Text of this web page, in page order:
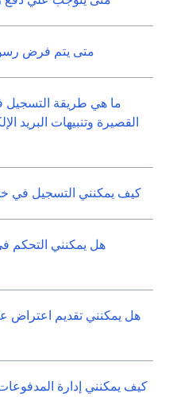
متى يتم فرض
ما هي طريقة التسجيل
القصيرة وتنبيهات البريد
كيف يمكنني التسجيل في
هل يمكنني التحكم
هل يمكنني تقديم اعتراض
كيف يمكنني إدارة